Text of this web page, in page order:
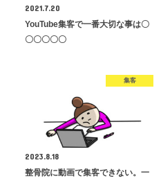
2021.7.20
YouTube集客で一番大切な事は〇
〇〇〇〇〇
集客
2023.8.18
整骨院に動画で集客できない。一